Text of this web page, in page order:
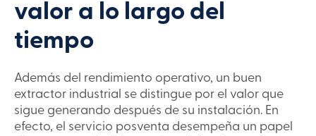
valor a lo largo del
tiempo
Además del rendimiento operativo, un buen
extractor industrial se distingue por el valor que
sigue generando después de su instalación. En
efecto, el servicio posventa desempeña un papel